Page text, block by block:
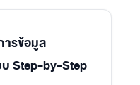
ารข้อมูล
Step-by-Step